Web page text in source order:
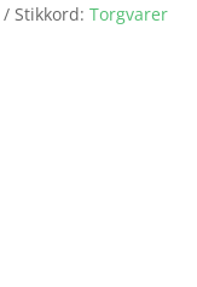
Stikkord:Torgvarer